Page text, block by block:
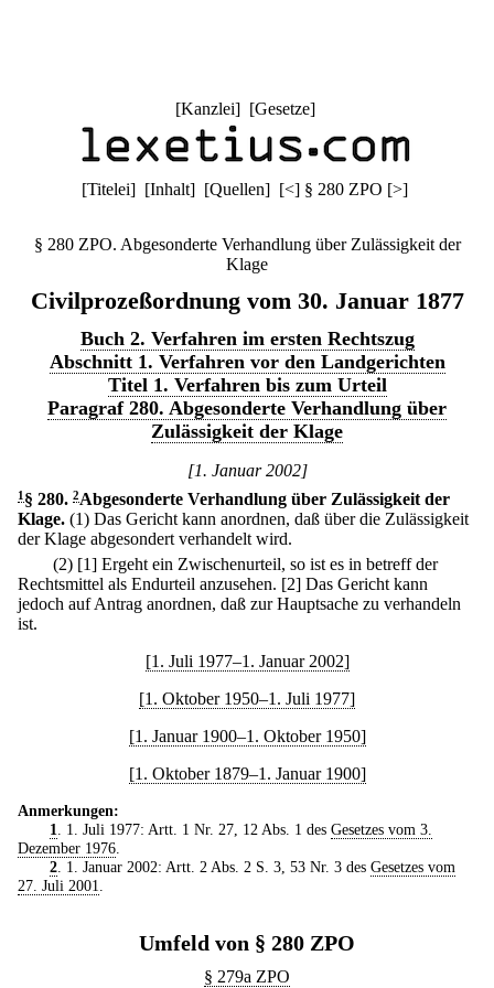
[Kanzlei] [Gesetze]
[Titelei] [Inhalt] [Quellen] [<] § 280 ZPO [>]
§ 280 ZPO. Abgesonderte Verhandlung über Zulässigkeit der
Klage
Civilprozeßordnung vom 30. Januar 1877
Buch 2. Verfahren im ersten Rechtszug
Abschnitt 1. Verfahren vor den Landgerichten
Titel 1. Verfahren bis zum Urteil
Paragraf 280. Abgesonderte Verhandlung über
Zulässigkeit der Klage
[1. Januar 2002]
1 § 280. 2Abgesonderte Verhandlung über Zulässigkeit der
Klage. (1) Das Gericht kann anordnen, daß über die Zulässigkeit
der Klage abgesondert verhandelt wird.
(2) [1] Ergeht ein Zwischenurteil, so ist es in betreff der
Rechtsmittel als Endurteil anzusehen. [2] Das Gericht kann
jedoch auf Antrag anordnen, daß zur Hauptsache zu verhandeln
ist.
[1. Juli 1977–1. Januar 2002]
[1. Oktober 1950–1. Juli 1977]
[1. Januar 1900–1. Oktober 1950]
[1. Oktober 1879–1. Januar 1900]
Anmerkungen:
1. 1. Juli 1977: Artt. 1 Nr. 27, 12 Abs. 1 des Gesetzes vom 3.
Dezember 1976.
2. 1. Januar 2002: Artt. 2 Abs. 2 S. 3, 53 Nr. 3 des Gesetzes vom
27. Juli 2001.
Umfeld von § 280 ZPO
§ 279a ZPO